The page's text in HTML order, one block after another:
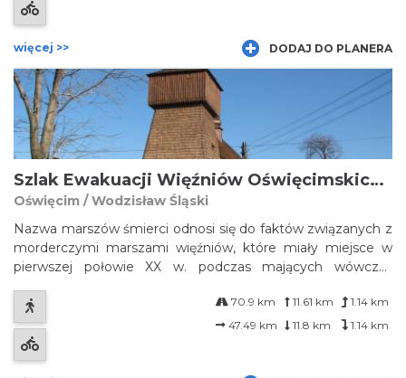
więcej >> DODAJ DO PLANERA
Szlak Ewakuacji Więźniów Oświęcimskich: Góra - Wodzisław Śląski
Oświęcim / Wodzisław Śląski
Nazwa marszów śmierci odnosi się do faktów związanych z
morderczymi marszami więźniów, które miały miejsce w
pierwszej połowie XX w. podczas mających wówczas
rzezi Ormian dokonanej przez Turków w latach 1915-17,
mianem tym określa się przede ...
70.9 km 11.61 km
1.14 km
47.49 km
11.8 km 1.14 km